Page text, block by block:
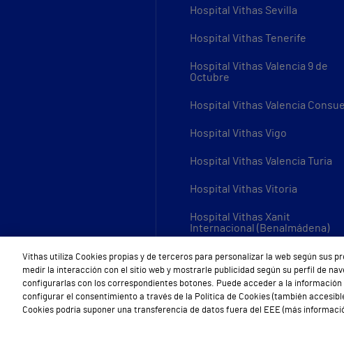
Hospital Vithas Sevilla
Hospital Vithas Tenerife
Hospital Vithas Valencia 9 de
Octubre
Hospital Vithas Valencia
Hospital Vithas Vigo
Hospital Vithas Valencia Turia
Hospital Vithas Vitoria
Hospital Vithas Xanit
Internacional (Benalmádena)
Todos los centros Vithas
Vithas utiliza Cookies propias y de terceros para personalizar la web según sus
medir la interacción con el sitio web y mostrarle publicidad según su perfil de
configurarlas con los correspondientes botones. Puede acceder a la
configurar el consentimiento a través de la Política de Cookies (también
Cookies podría suponer una transferencia de datos fuera del EEE (más